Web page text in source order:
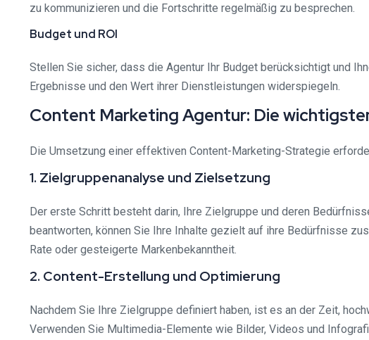
zu kommunizieren und die Fortschritte regelmäßig zu besprechen.
Budget und ROI
Stellen Sie sicher, dass die Agentur Ihr Budget berücksichtigt und
Ergebnisse und den Wert ihrer Dienstleistungen widerspiegeln.
Content Marketing Agentur: Die
Die Umsetzung einer effektiven Content-Marketing-Strategie
1. Zielgruppenanalyse und Zielsetzung
Der erste Schritt besteht darin, Ihre Zielgruppe und deren
beantworten, können Sie Ihre Inhalte gezielt auf ihre Bedürfnisse
Rate oder gesteigerte Markenbekanntheit.
2. Content-Erstellung und Optimierung
Nachdem Sie Ihre Zielgruppe definiert haben, ist es an der Zeit,
Verwenden Sie Multimedia-Elemente wie Bilder, Videos und